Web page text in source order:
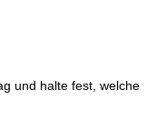
und halte fest, welche